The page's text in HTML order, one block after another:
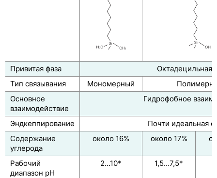
Привитая фаза
Октадецильная
Тип связывания
Мономерный
Основное
взаимодействие
Гидрофобное
Эндкеппирование
Почти идеальная
Содержание
углерода
около 16% около 17%
Рабочий
диапазон рН
2…10* 1,5…7,5*
Колонки для разделения растворимых
углеродных нанотрубок COSMOSIL CNT-300,
CNT-1000, CNT-2000
Принадлежности к колонкам COSMOSIL
Колонки Рhenomenex
Системы защиты колонок
Таблица соответствия ВЭЖХ-колонок по фирмам
производителям
Классификация ВЭЖХ колонок по USP